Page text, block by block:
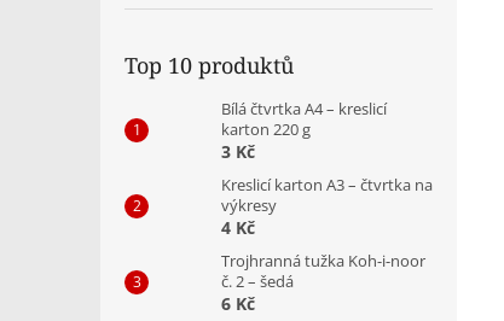
Top 10 produktů
Bílá čtvrtka A4 – kreslicí
karton 220 g
3 Kč
Kreslicí karton A3 – čtvrtka na
výkresy
4 Kč
Trojhranná tužka Koh-i-noor
č. 2 – šedá
6 Kč